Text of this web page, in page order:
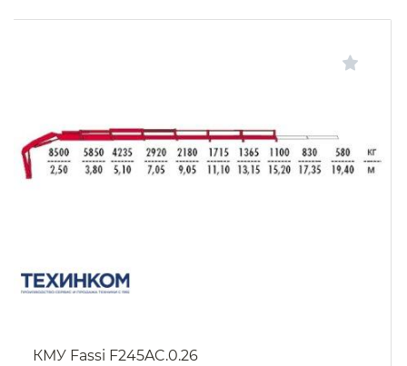
КМУ Fassi F245AC.0.26